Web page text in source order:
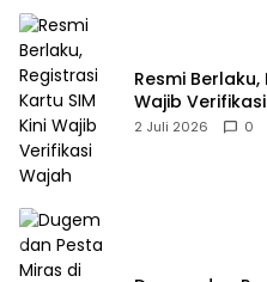
Resmi
Wajib
2 Juli 2026 0